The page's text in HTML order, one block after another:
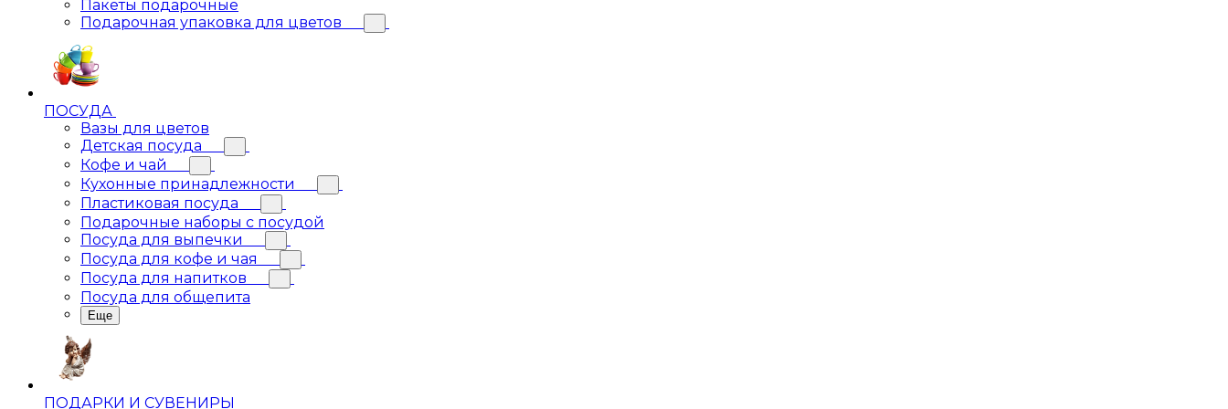
Пакеты подарочные
Подарочная упаковка для цветов
ПОСУДА
Вазы для цветов
Детская посуда
Кофе и чай
Кухонные принадлежности
Пластиковая посуда
Подарочные наборы с посудой
Посуда для выпечки
Посуда для кофе и чая
Посуда для напитков
Посуда для общепита
Еще
ПОДАРКИ И СУВЕНИРЫ